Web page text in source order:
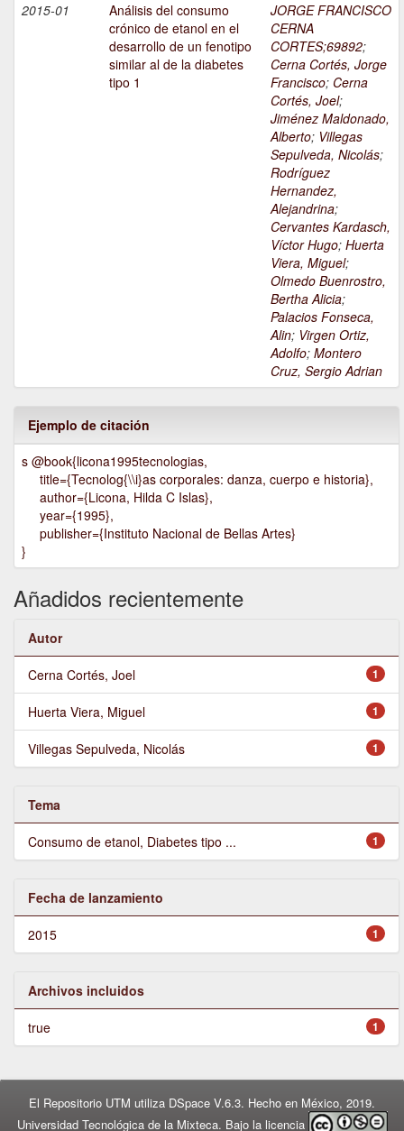
2015-01
Análisis del consumo
crónico de etanol en el
desarrollo de un fenotipo
similar al de la diabetes
tipo 1
JORGE FRANCISCO
CERNA
CORTES;69892;
Cerna Cortés, Jorge
Francisco; Cerna
Cortés, Joel;
Jiménez Maldonado,
Alberto; Villegas
Sepulveda, Nicolás;
Rodríguez
Hernandez,
Alejandrina;
Cervantes Kardasch,
Víctor Hugo; Huerta
Viera, Miguel;
Olmedo Buenrostro,
Bertha Alicia;
Palacios Fonseca,
Alin; Virgen Ortiz,
Adolfo; Montero
Cruz, Sergio Adrian
Ejemplo de citación
s @book{licona1995tecnologias,
title={Tecnolog{\\i}as corporales: danza, cuerpo e historia},
author={Licona, Hilda C Islas},
year={1995},
publisher={Instituto Nacional de Bellas Artes}
}
Añadidos recientemente
Autor
1
Cerna Cortés, Joel
1
Huerta Viera, Miguel
1
Villegas Sepulveda, Nicolás
Tema
1
Consumo de etanol, Diabetes tipo ...
Fecha de lanzamiento
1
2015
Archivos incluidos
1
true
El Repositorio UTM utiliza DSpace V.6.3. Hecho en México, 2019.
Universidad Tecnológica de la Mixteca. Bajo la licencia